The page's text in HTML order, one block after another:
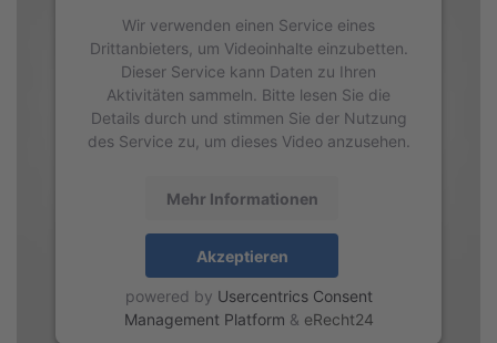
Wir verwenden einen Service eines
Drittanbieters, um Videoinhalte einzubetten.
Dieser Service kann Daten zu Ihren
Aktivitäten sammeln. Bitte lesen Sie die
Details durch und stimmen Sie der Nutzung
des Service zu, um dieses Video anzusehen.
Mehr Informationen
Akzeptieren
powered by Usercentrics Consent
Management Platform & eRecht24